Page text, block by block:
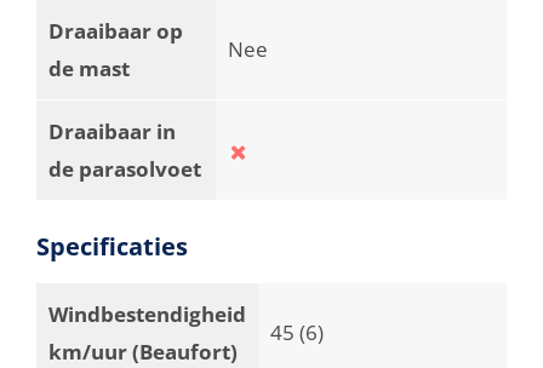
Draaibaar op
de mast
Nee
Draaibaar in
de parasolvoet
Specificaties
Windbestendigheid
km/uur (Beaufort)
45 (6)